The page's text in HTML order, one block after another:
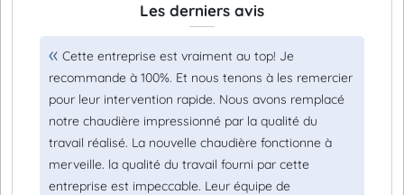
Les derniers avis
Cette entreprise est vraiment au top! Je
recommande à 100%. Et nous tenons à les remercier
pour leur intervention rapide. Nous avons remplacé
notre chaudière impressionné par la qualité du
travail réalisé. La nouvelle chaudière fonctionne à
merveille. la qualité du travail fourni par cette
entreprise est impeccable. Leur équipe de